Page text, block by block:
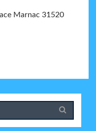
Marnac 31520